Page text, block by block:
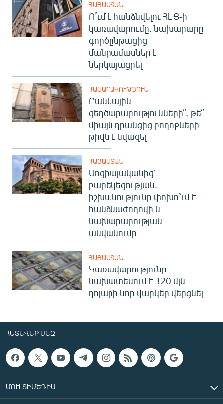
ՀԱՅԱՍՏԱՆ
Ո՞ւմ է հանձնվելու ՀԷՑ-ի
կառավարումը. նախարարը
գործընթացից
մանրամասներ է
ներկայացրել
ՀԱՍԱՐԱԿՈՒԹՅՈՒՆ
Բանկային
զեղծարարությունների՞, թե՞
միայն դրանցից բողոքների
թիվն է նվազել
ՀԱՅԱՍՏԱՆ
Սոցիալականից՝
բարեկեցության.
իշխանությունը փոխո՞ւմ է
հանձնաժողովի և
նախարարության
անվանումը
ՀԱՅԱՍՏԱՆ
Կառավարությունը
նախատեսում է 320 մլն
դոլարի նոր վարկեր վերցնել
ՀԵՏԵՎԵՔ ՄԵԶ
ՄՈՒԼՏԻՄԵԴԻԱ